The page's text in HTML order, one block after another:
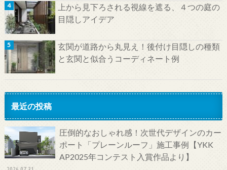
上から見下ろされる視線を遮る、４つの庭の
目隠しアイデア
玄関が道路から丸見え！後付け目隠しの種類
と玄関と似合うコーディネート例
最近の投稿
圧倒的なおしゃれ感！次世代デザインのカー
ポート「プレーンルーフ」施工事例【YKK
AP2025年コンテスト入賞作品より】